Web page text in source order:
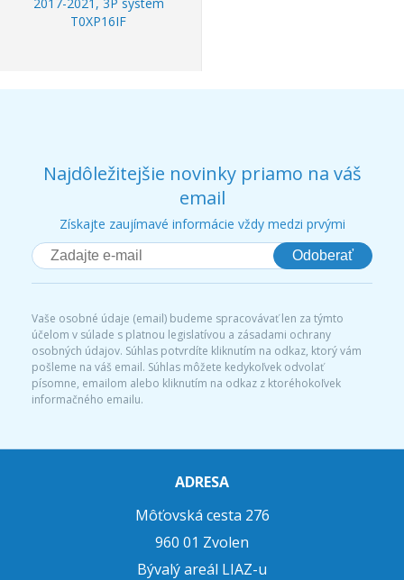
T0XP16IF
Najdôležitejšie novinky priamo na váš
email
Získajte zaujímavé informácie vždy medzi prvými
Odoberať
Vaše osobné údaje (email) budeme spracovávať len za týmto
účelom v súlade s platnou legislatívou a zásadami ochrany
osobných údajov. Súhlas potvrdíte kliknutím na odkaz, ktorý vám
pošleme na váš email. Súhlas môžete kedykoľvek odvolať
písomne, emailom alebo kliknutím na odkaz z ktoréhokoľvek
informačného emailu.
ADRESA
Môťovská cesta 276
960 01 Zvolen
Bývalý areál LIAZ-u